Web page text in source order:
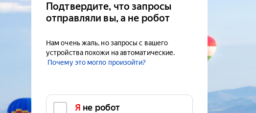
Подтвердите, что запросы
отправляли вы, а не робот
Нам очень жаль, но запросы с вашего
устройства похожи на автоматические.
Почему это могло произойти?
Я не робот